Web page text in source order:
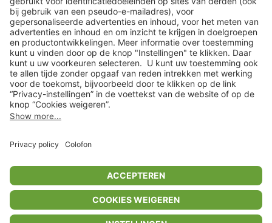
In winkelwagentje voor
Shop
Acties
limango.de limango.pl
** Alle prijsopgaven zijn inclusief belasting en exclusief verzendkosten